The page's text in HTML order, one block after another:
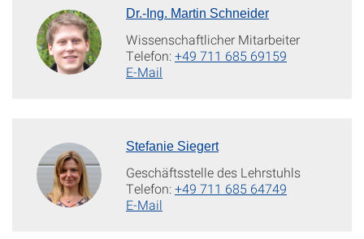
Dr.-Ing. Martin Schneider
Wissenschaftlicher Mitarbeiter
Telefon:+49 711 685 69159
E-Mail
Stefanie Siegert
Geschäftsstelle des Lehrstuhls
Telefon:+49 711 685 64749
E-Mail